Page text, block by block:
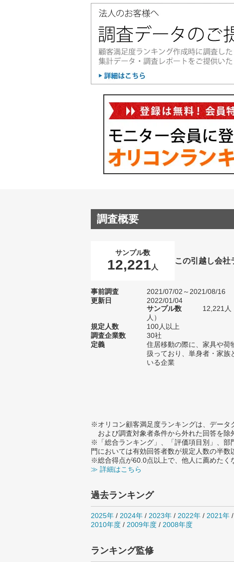
調査概要
サンプル数
12,221 人
この引越し会社
事前調査
2021/07/02～2021/08/16
更新日
2022/01/04
サンプル数
12,221人
人）
規定人数
100人以上
調査企業数
30社
定義
住居移動の際に、家具や荷
扱っており、単身者・家族
いる企業
※オリコン顧客満足度ランキングは、データ
および調査対象者条件から外れた回答を除
※「総合ランキング」、「評価項目別」、部
門においては有効回答者数が規定人数の半数
※総合得点が60.0点以上で、他人に薦めたく
≫ 詳細はこちら
過去ランキング
2025年 / 2024年 / 2023年 / 2022年 / 2021年 /
2010年度 / 2009年度 / 2008年度
ランキング監修